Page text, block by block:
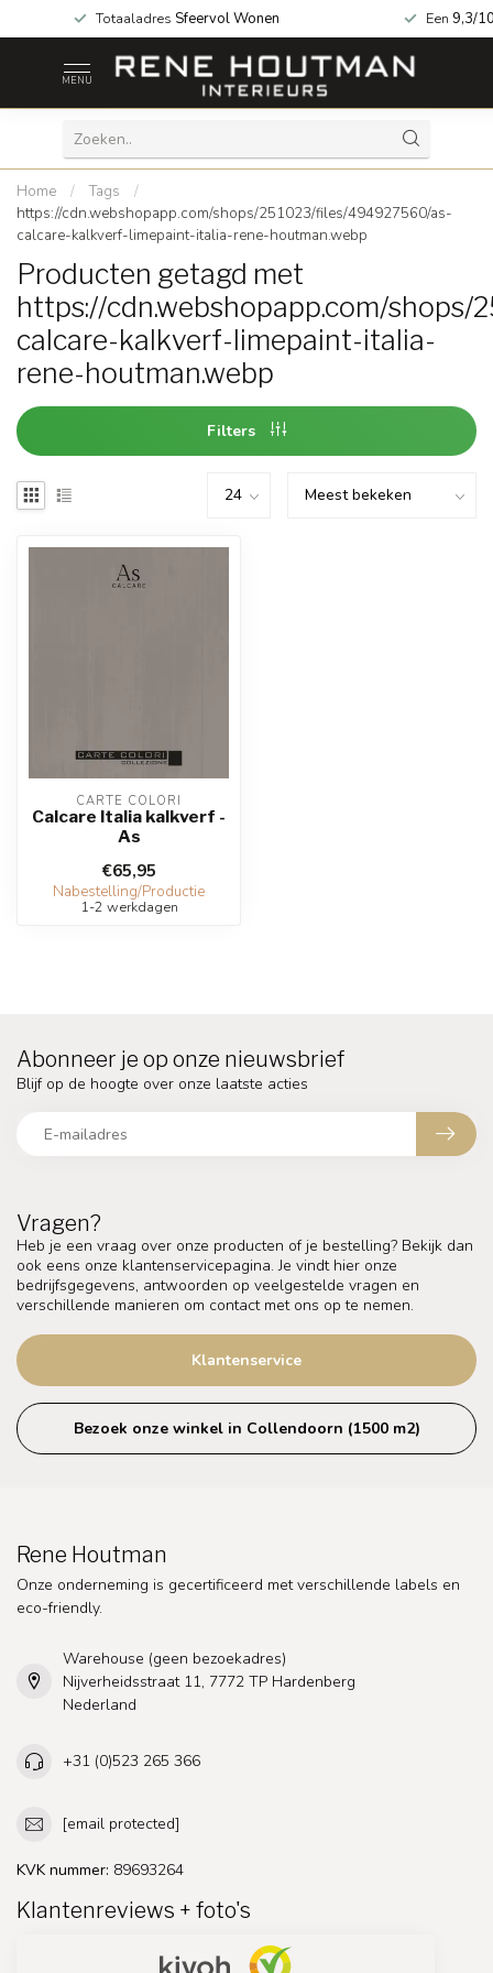
Totaaladres Sfeervol Wonen Een 9,3/
MENU
Home / Tags
/
https://cdn.webshopapp.com/shops/251023/files/494927560/as-
calcare-kalkverf-limepaint-italia-rene-houtman.webp
Producten getagd met
https://cdn.webshopapp.com/
calcare-kalkverf-limepaint-italia-
rene-houtman.webp
Filters
CARTE COLORI
Calcare Italia kalkverf -
As
€65,95
Nabestelling/Productie
1-2 werkdagen
Vragen?
Heb je een vraag over onze producten of je bestelling? Bekijk dan
ook eens onze klantenservicepagina. Je vindt hier onze
bedrijfsgegevens, antwoorden op veelgestelde vragen en
verschillende manieren om contact met ons op te nemen.
Klantenservice
Bezoek onze winkel in Collendoorn (1500 m2)
Abonneer je op onze nieuwsbrief
Blijf op de hoogte over onze laatste acties
Rene Houtman
Onze onderneming is gecertificeerd met verschillende labels en
eco-friendly.
Warehouse (geen bezoekadres)
Nijverheidsstraat 11, 7772 TP Hardenberg
Nederland
+31 (0)523 265 366
[email protected]
KVK nummer: 89693264
Klantenreviews + foto's